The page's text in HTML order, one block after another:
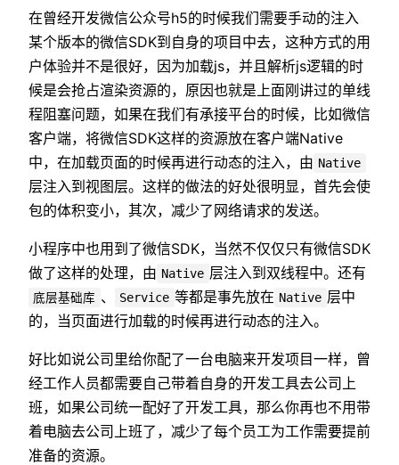
在曾经开发微信公众号h5的时候我们需要手动的注入
某个版本的微信SDK到自身的项目中去，这种方式的用
户体验并不是很好，因为加载js，并且解析js逻辑的时
候是会抢占渲染资源的，原因也就是上面刚讲过的单线
程阻塞问题，如果在我们有承接平台的时候，比如微信
客户端，将微信SDK这样的资源放在客户端Native
中，在加载页面的时候再进行动态的注入，由 Native
层注入到视图层。这样的做法的好处很明显，首先会使
包的体积变小，其次，减少了网络请求的发送。
小程序中也用到了微信SDK，当然不仅仅只有微信SDK
做了这样的处理，由 Native 层注入到双线程中。还有
底层基础库 、 Service 等都是事先放在 Native 层中
的，当页面进行加载的时候再进行动态的注入。
好比如说公司里给你配了一台电脑来开发项目一样，曾
经工作人员都需要自己带着自身的开发工具去公司上
班，如果公司统一配好了开发工具，那么你再也不用带
着电脑去公司上班了，减少了每个员工为工作需要提前
准备的资源。